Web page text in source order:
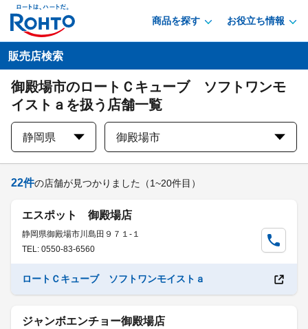
商品を探す お役立ち情報
販売店検索
御殿場市のロートＣキューブ ソフトワンモ
イストａを扱う店舗一覧
静岡県 御殿場市
22件の店舗が見つかりました （1~20件目）
エスポット 御殿場店
静岡県御殿場市川島田９７１-１
TEL: 0550-83-6560
ロートＣキューブ ソフトワンモイストａ
ジャンボエンチョー御殿場店